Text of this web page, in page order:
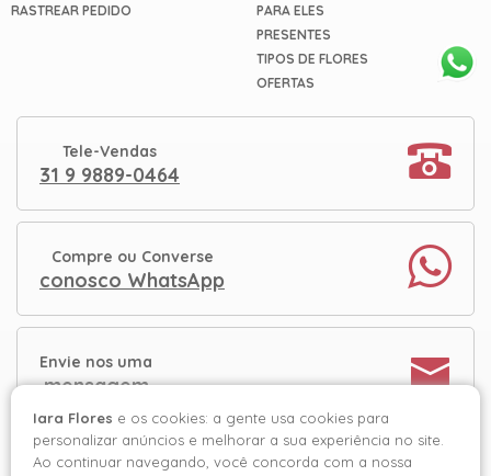
RASTREAR PEDIDO
PARA ELES
PRESENTES
TIPOS DE FLORES
OFERTAS
Tele-Vendas
31 9 9889-0464
Compre ou Converse
conosco WhatsApp
Envie nos uma
mensagem
Iara Flores e os cookies: a gente usa cookies para
personalizar anúncios e melhorar a sua experiência no site.
Ao continuar navegando, você concorda com a nossa